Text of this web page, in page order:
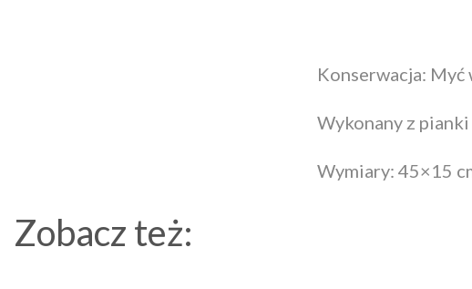
Konserwacja: Myć
Wykonany z pianki
Wymiary: 45×15
Zobacz też: